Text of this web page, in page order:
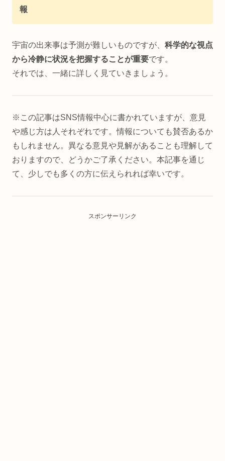
報
宇宙の出来事は予測が難しいものですが、 科学的な視点
から冷静に状況を把握することが重要です。
それでは、一緒に詳しく見ていきましょう。
※この記事はSNS情報中心に書かれていますが、意見
や感じ方は人それぞれです。情報についても賛否あるか
もしれません。異なる意見や見解があることも理解して
おりますので、どうかご了承ください。本記事を通じ
て、少しでも多くの方に伝えられれば幸いです。
スポンサーリンク